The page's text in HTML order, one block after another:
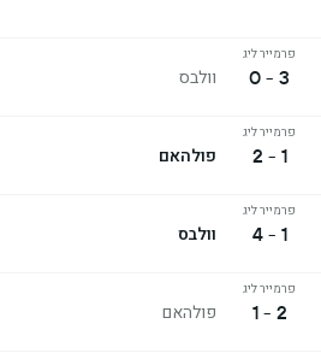
פרמייר ליג
3 - 0 וולבס
פרמייר ליג
1 - 2 פולהאם
פרמייר ליג
1 - 4 וולבס
פרמייר ליג
2 - 1 פולהאם